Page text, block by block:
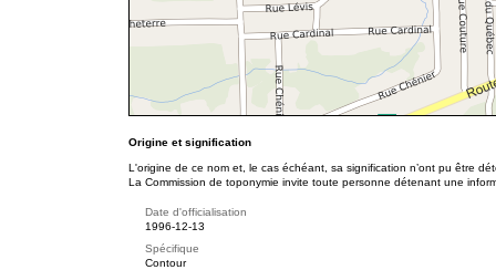
Origine et signification
L'origine de ce nom et, le cas échéant, sa signification n’ont pu être
La Commission de toponymie invite toute personne détenant une
Date d'officialisation
1996-12-13
Spécifique
Contour